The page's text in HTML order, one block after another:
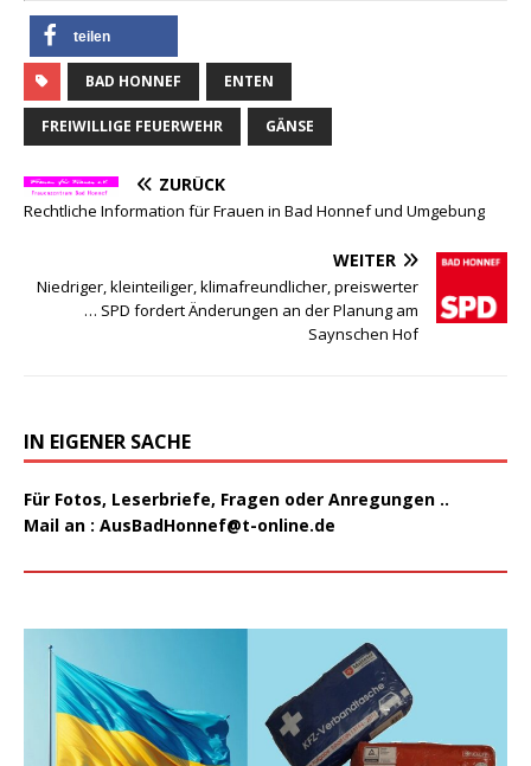
teilen
BAD HONNEF ENTEN
FREIWILLIGE FEUERWEHR GÄNSE
ZURÜCK
Rechtliche Information für Frauen in Bad Honnef und Umgebung
WEITER
Niedriger, kleinteiliger, klimafreundlicher, preiswerter
… SPD fordert Änderungen an der Planung am
Saynschen Hof
IN EIGENER SACHE
Für Fotos, Leserbriefe, Fragen oder Anregungen ..
Mail an : AusBadHonnef@t-online.de